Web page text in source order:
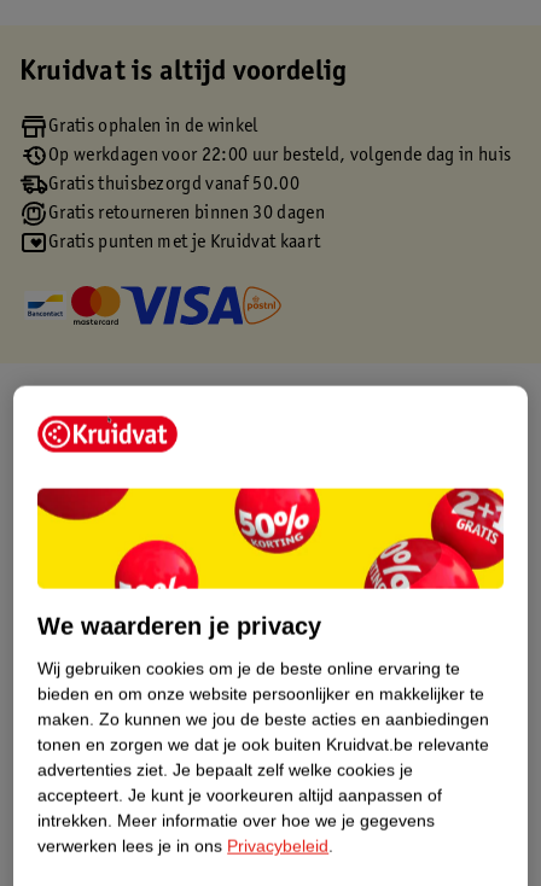
Kruidvat is altijd voordelig
Gratis ophalen in de winkel
Op werkdagen voor 22:00 uur besteld, volgende dag in huis
Gratis thuisbezorgd vanaf 50.00
Gratis retourneren binnen 30 dagen
Gratis punten met je Kruidvat kaart
Productinformatie
Etiketinformatie
Dit product heeft (nog) geen Nature
Impact Score.
Meer informatie
Bestel & Bezorginformatie
We waarderen je privacy
Wij gebruiken cookies om je de beste online ervaring te
bieden en om onze website persoonlijker en makkelijker te
maken. Zo kunnen we jou de beste acties en aanbiedingen
tonen en zorgen we dat je ook buiten Kruidvat.be relevante
advertenties ziet. Je bepaalt zelf welke cookies je
accepteert. Je kunt je voorkeuren altijd aanpassen of
intrekken. Meer informatie over hoe we je gegevens
verwerken lees je in ons Privacybeleid.